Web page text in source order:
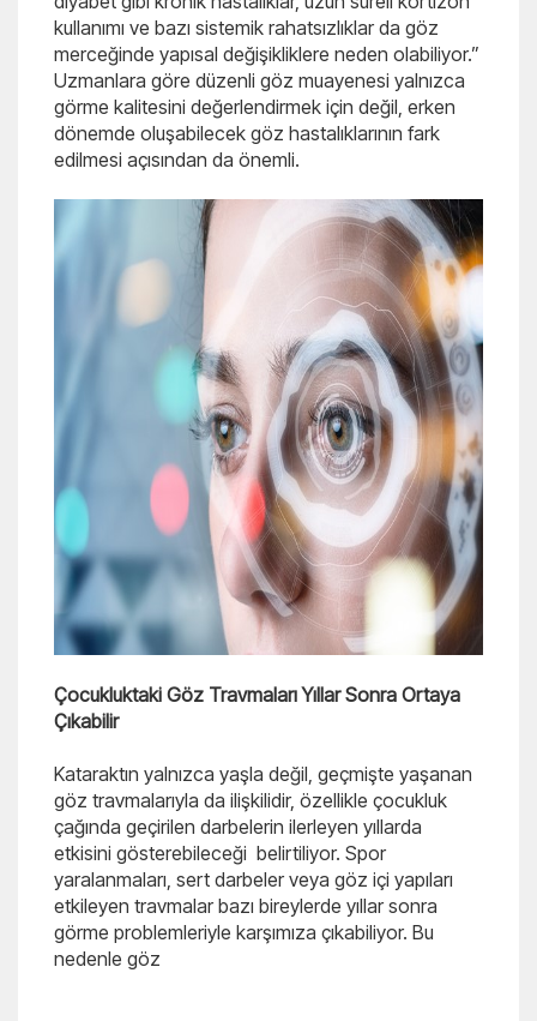
kullanımı ve bazı sistemik rahatsızlıklar da göz
merceğinde yapısal değişikliklere neden olabiliyor.”
Uzmanlara göre düzenli göz muayenesi yalnızca
görme kalitesini değerlendirmek için değil, erken
dönemde oluşabilecek göz hastalıklarının fark
edilmesi açısından da önemli.
Çocukluktaki Göz Travmaları Yıllar Sonra Ortaya
Çıkabilir
Kataraktın yalnızca yaşla değil, geçmişte yaşanan
göz travmalarıyla da ilişkilidir, özellikle çocukluk
çağında geçirilen darbelerin ilerleyen yıllarda
etkisini gösterebileceği belirtiliyor. Spor
yaralanmaları, sert darbeler veya göz içi yapıları
etkileyen travmalar bazı bireylerde yıllar sonra
görme problemleriyle karşımıza çıkabiliyor. Bu
nedenle göz